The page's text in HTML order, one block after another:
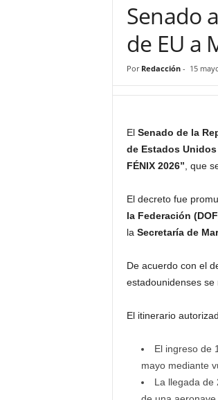
Senado
de EU a
Por Redacción- 15
El Senado de la
de Estados Unidos
FÉNIX 2026” , que
El decreto fue
la Federación
la Secretaría de
De acuerdo con el
estadounidenses se
El itinerario
El ingreso de
mayo mediante
La llegada de